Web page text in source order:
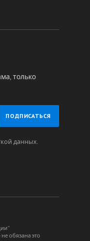
только
данных.
обязана это